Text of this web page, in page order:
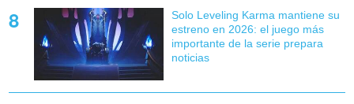
Solo Leveling Karma mantiene su
estreno en 2026: el juego más
importante de la serie prepara
noticias